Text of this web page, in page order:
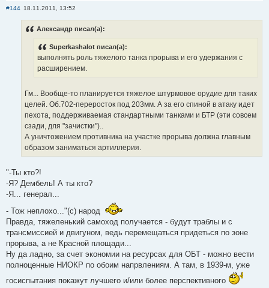
#144 18.11.2011, 13:52
Александр писал(а):
Superkashalot писал(а):
выполнять роль тяжелого танка прорыва и его удержания с
расширением.
Гм... Вообще-то планируется тяжелое штурмовое орудие для таких
целей. Об.702-переросток под 203мм. А за его спиной в атаку идет
пехота, поддерживаемая стандартными танками и БТР (эти совсем
сзади, для "зачистки")..
А уничтожением противника на участке прорыва должна главным
образом заниматься артиллерия.
"-Ты кто?!
-Я? Дембель! А ты кто?
-Я... генерал...
- Тож неплохо..."(с) народ
Правда, тяжеленький самоход получается - будут траблы и с
трансмиссией и двигуном, ведь перемещаться придеться по зоне
прорыва, а не Красной площади...
Ну да ладно, за счет экономии на ресурсах для ОБТ - можно вести
полноценные НИОКР по обоим напрвлениям. А там, в 1939-м, уже
госиспытания покажут лучшего и/или более перспективного